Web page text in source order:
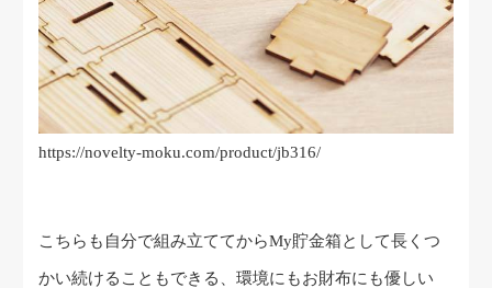
https://novelty-moku.com/product/jb316/
こちらも自分で組み立ててからMy貯金箱として長くつ
かい続けることもできる、環境にもお財布にも優しい